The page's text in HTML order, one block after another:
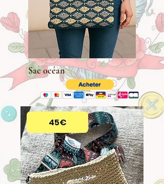
Sac océan
45€